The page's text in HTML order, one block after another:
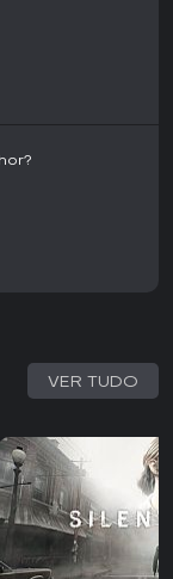
VER TUDO